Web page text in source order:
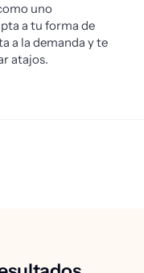
uno
a tu forma de
a la demanda y te
atajos.